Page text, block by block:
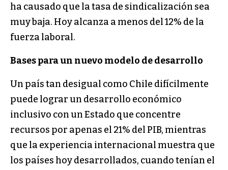
ha causado que la tasa de sindicalización sea
muy baja. Hoy alcanza a menos del 12% de la
fuerza laboral.
Bases para un nuevo modelo de desarrollo
Un país tan desigual como Chile difícilmente
puede lograr un desarrollo económico
inclusivo con un Estado que concentre
recursos por apenas el 21% del PIB, mientras
que la experiencia internacional muestra que
los países hoy desarrollados, cuando tenían el